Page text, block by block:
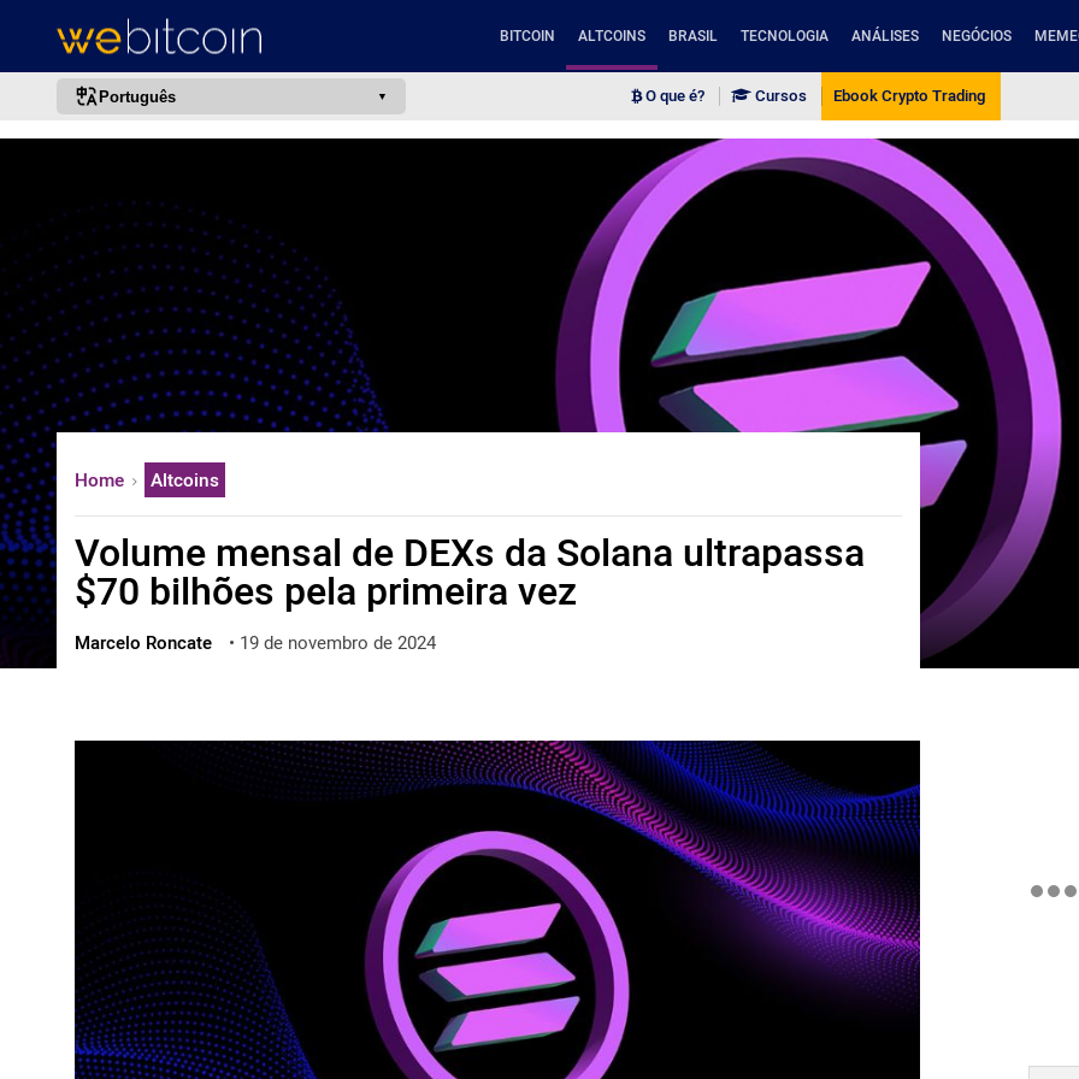
BITCOIN ALTCOINS BRASIL TECNOLOGIA ANÁLISES NEGÓCIOS
Português
español
italiano
deutsch
日本語
中文
한국어
العربية
ไทย
ქართული
O que é? Cursos Ebook Crypto Trading
Home Altcoins
Volume mensal de DEXs da Solana ultrapassa
$70 bilhões pela primeira vez
Marcelo Roncate • 19 de novembro de 2024